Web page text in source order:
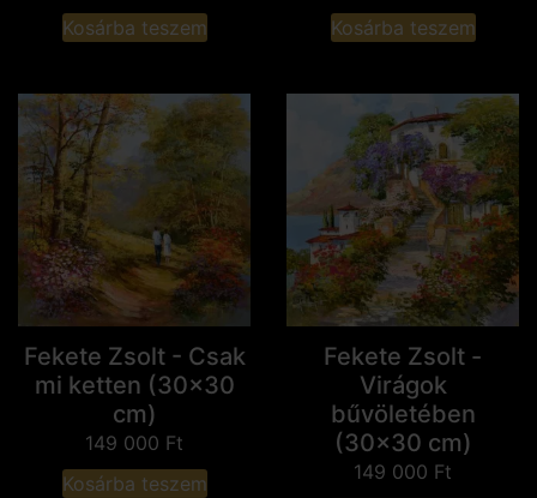
Kosárba teszem
Kosárba teszem
Fekete Zsolt - Csak
mi ketten (30x30
cm)
149 000 Ft
Kosárba teszem
Fekete Zsolt -
Virágok
bűvöletében
(30x30 cm)
149 000 Ft